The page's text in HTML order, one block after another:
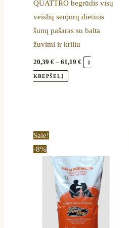
QUATTRO begrūdis visų
veislių senjorų dietinis
šunų pašaras su balta
žuvimi ir kriliu
20,39€ – 61,19€ Į
KREPŠELĮ
chosen
on
the
product
page
Sale!
-8%
54,00 €.49,79 €.